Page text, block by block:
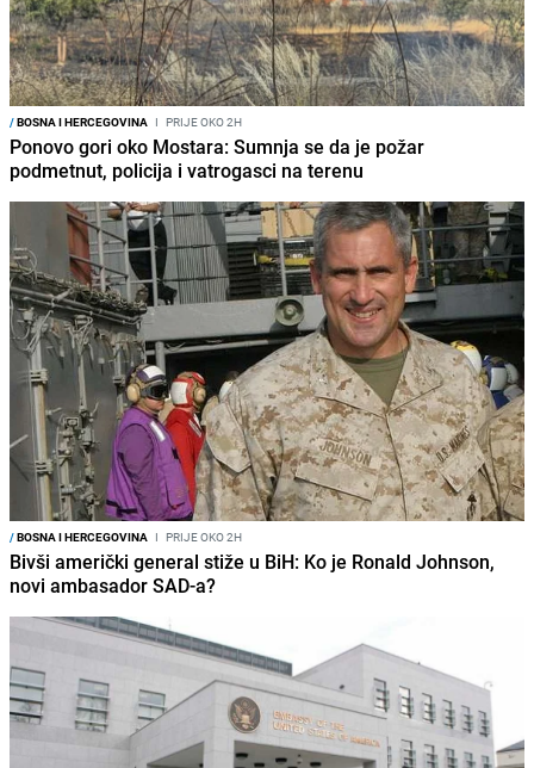
/BOSNA I HERCEGOVINA I PRIJE OKO 2H
Ponovo gori oko Mostara: Sumnja se da je požar
podmetnut, policija i vatrogasci na terenu
/BOSNA I HERCEGOVINA I PRIJE OKO 2H
Bivši američki general stiže u BiH: Ko je Ronald Johnson,
novi ambasador SAD-a?